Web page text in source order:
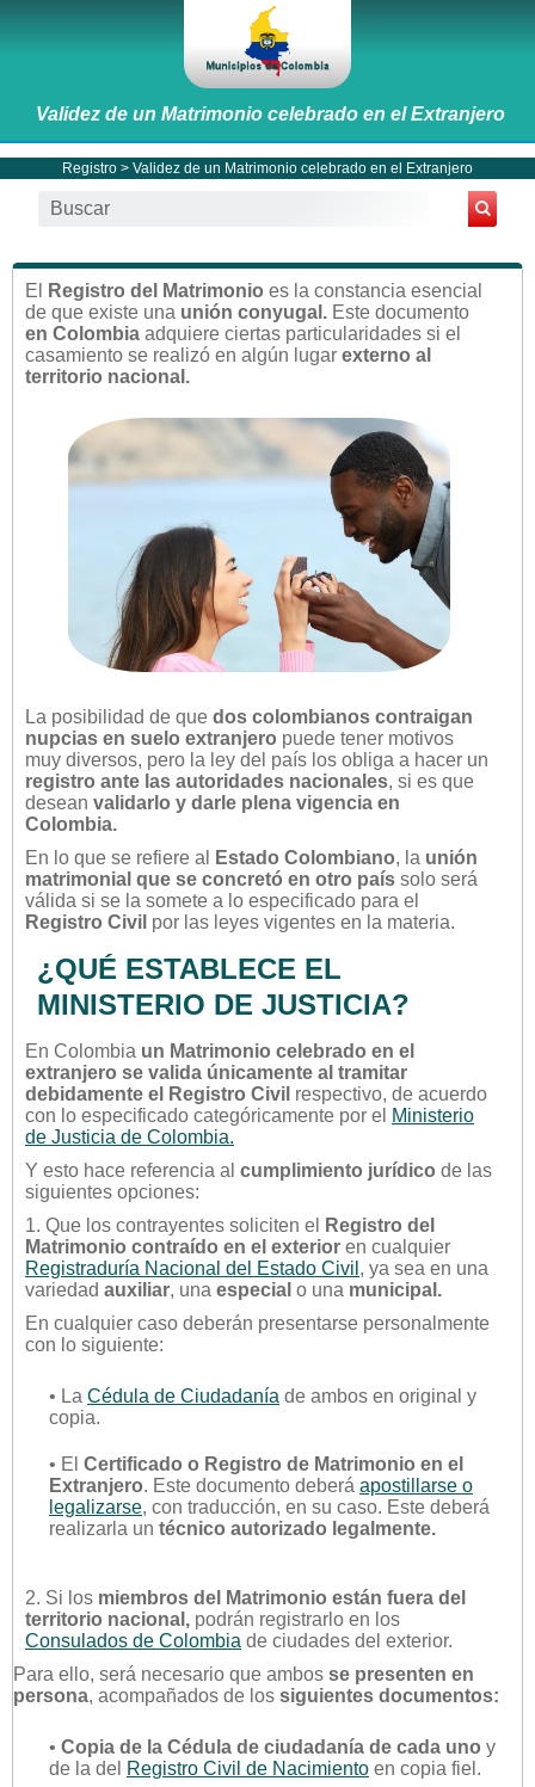
Validez de un Matrimonio celebrado en el Extranjero
Registro > Validez de un Matrimonio celebrado en el Extranjero
El Registro del Matrimonio es la constancia esencial
de que existe una unión conyugal. Este documento
en Colombia adquiere ciertas particularidades si el
casamiento se realizó en algún lugar externo al
territorio nacional.
La posibilidad de que dos colombianos contraigan
nupcias en suelo extranjero puede tener motivos
muy diversos, pero la ley del país los obliga a hacer un
registro ante las autoridades nacionales, si es que
desean validarlo y darle plena vigencia en
Colombia.
En lo que se refiere al
Estado Colombiano, la unión
matrimonial que se concretó en otro país solo será
válida si se la somete a lo especificado para el
Registro Civil por las leyes vigentes en la materia.
¿QUÉ ESTABLECE EL
MINISTERIO DE JUSTICIA?
En Colombia un Matrimonio celebrado en el
extranjero se valida únicamente al tramitar
debidamente el Registro Civil respectivo, de acuerdo
con lo especificado categóricamente por el Ministerio
de Justicia de Colombia.
Y esto hace referencia al cumplimiento jurídico de las
siguientes opciones:
1. Que los contrayentes soliciten el
Registro del
Matrimonio contraído en el exterior en cualquier
Registraduría Nacional del Estado Civil , ya sea en una
variedad auxiliar, una especial o una municipal.
En cualquier caso deberán presentarse personalmente
con lo siguiente:
• La Cédula de Ciudadanía de ambos en original y
copia.
• El Certificado o Registro de Matrimonio en el
Extranjero. Este documento deberá apostillarse o
legalizarse, con traducción, en su caso. Este deberá
realizarla un técnico autorizado legalmente.
2. Si los miembros del Matrimonio están fuera del
territorio nacional, podrán registrarlo en los
Consulados de Colombia de ciudades del exterior.
Para ello, será necesario que ambos se presenten en
persona, acompañados de los siguientes documentos:
• Copia de la Cédula de ciudadanía de cada uno y
de la del Registro Civil de Nacimiento en copia fiel.